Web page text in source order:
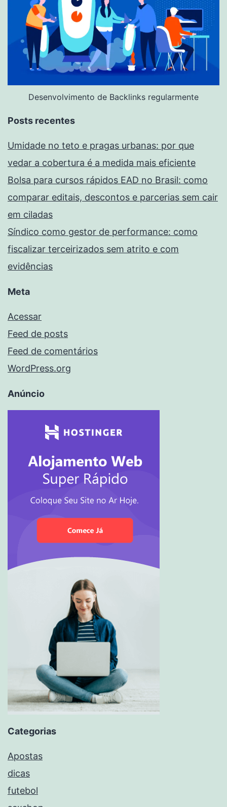
Desenvolvimento de Backlinks regularmente
Posts recentes
Umidade no teto e pragas urbanas: por que
vedar a cobertura é a medida mais eficiente
Bolsa para cursos rápidos EAD no Brasil: como
comparar editais, descontos e parcerias sem cair
em ciladas
Síndico como gestor de performance: como
fiscalizar terceirizados sem atrito e com
evidências
Meta
Acessar
Feed de posts
Feed de comentários
WordPress.org
Anúncio
Categorias
Apostas
dicas
futebol